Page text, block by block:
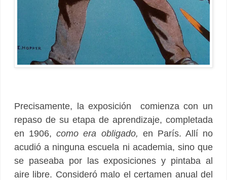
Precisamente, la exposición comienza con un
repaso de su etapa de aprendizaje, completada
en 1906,como era obligado, en París. Allí no
acudió a ninguna escuela ni academia, sino que
se paseaba por las exposiciones y pintaba al
aire libre. Consideró malo el certamen anual del